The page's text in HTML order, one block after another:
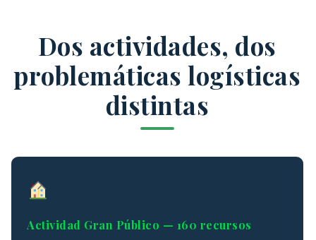
Dos actividades, dos
problemáticas logísticas
distintas
Actividad Gran Público — 160 recursos